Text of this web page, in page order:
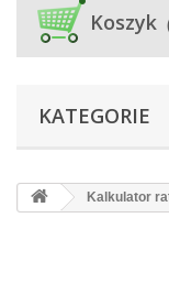
Koszyk
KATEGORIE
Kalkulator